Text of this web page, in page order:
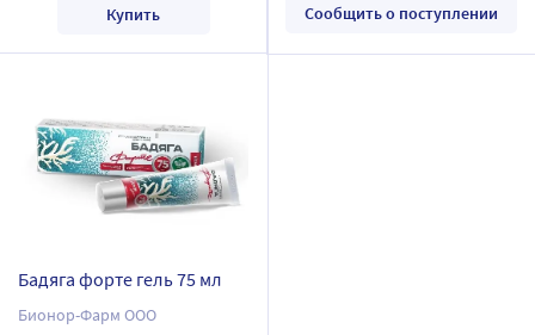
Купить Сообщить о поступлении
Бадяга форте гель 75 мл
Бионор-Фарм ООО